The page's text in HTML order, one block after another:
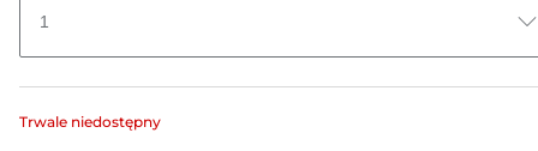
1
Trwale niedostępny